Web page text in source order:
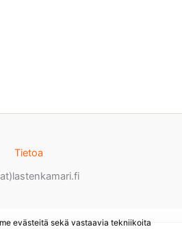
Tietoa
evästeitä sekä vastaavia tekniikoita